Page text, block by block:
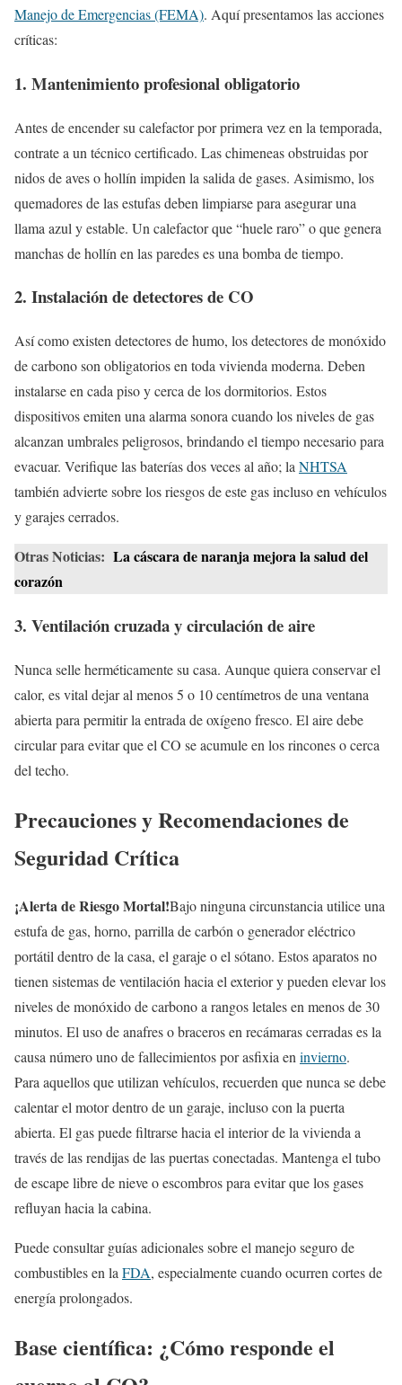
Manejo de Emergencias (FEMA). Aquí presentamos las acciones
críticas:
1. Mantenimiento profesional obligatorio
Antes de encender su calefactor por primera vez en la temporada,
contrate a un técnico certificado. Las chimeneas obstruidas por
nidos de aves o hollín impiden la salida de gases. Asimismo, los
quemadores de las estufas deben limpiarse para asegurar una
llama azul y estable. Un calefactor que “huele raro” o que genera
manchas de hollín en las paredes es una bomba de tiempo.
2. Instalación de detectores de CO
Así como existen detectores de humo, los detectores de monóxido
de carbono son obligatorios en toda vivienda moderna. Deben
instalarse en cada piso y cerca de los dormitorios. Estos
dispositivos emiten una alarma sonora cuando los niveles de gas
alcanzan umbrales peligrosos, brindando el tiempo necesario para
evacuar. Verifique las baterías dos veces al año; la NHTSA
también advierte sobre los riesgos de este gas incluso en vehículos
y garajes cerrados.
Otras Noticias: La cáscara de naranja mejora la salud del
corazón
3. Ventilación cruzada y circulación de aire
Nunca selle herméticamente su casa. Aunque quiera conservar el
calor, es vital dejar al menos 5 o 10 centímetros de una ventana
abierta para permitir la entrada de oxígeno fresco. El aire debe
circular para evitar que el CO se acumule en los rincones o cerca
del techo.
Precauciones y Recomendaciones de
Seguridad Crítica
¡Alerta de Riesgo Mortal!Bajo ninguna circunstancia utilice una
estufa de gas, horno, parrilla de carbón o generador eléctrico
portátil dentro de la casa, el garaje o el sótano. Estos aparatos no
tienen sistemas de ventilación hacia el exterior y pueden elevar los
niveles de monóxido de carbono a rangos letales en menos de 30
minutos. El uso de anafres o braceros en recámaras cerradas es la
causa número uno de fallecimientos por asfixia eninvierno.
Para aquellos que utilizan vehículos, recuerden que nunca se debe
calentar el motor dentro de un garaje, incluso con la puerta
abierta. El gas puede filtrarse hacia el interior de la vivienda a
través de las rendijas de las puertas conectadas. Mantenga el tubo
de escape libre de nieve o escombros para evitar que los gases
refluyan hacia la cabina.
Puede consultar guías adicionales sobre el manejo seguro de
combustibles en laFDA, especialmente cuando ocurren cortes de
energía prolongados.
Base científica: ¿Cómo responde el